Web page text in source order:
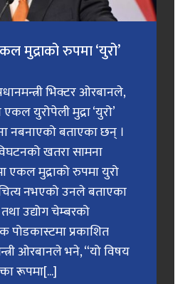
मुद्राको रुपमा ‘युरो’
भिक्टर ओरबानले,
युरोपेली मुद्रा ‘युरो’
नबनाएको बताएका छन् ।
खतरा सामना
एकल मुद्राको रुपमा युरो
नभएको उनले बताएका
उद्योग चेम्बरको
पोडकास्टमा प्रकाशित
ओरबानले भने, “यो विषय
रूपमा[...]